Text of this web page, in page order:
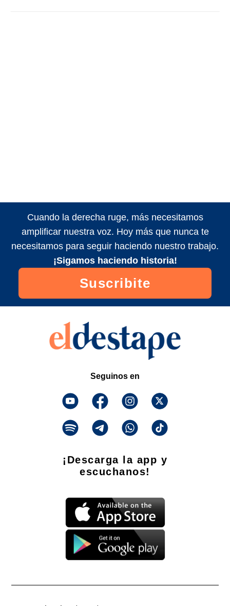
Cuando la derecha ruge, más necesitamos
amplificar nuestra voz. Hoy más que nunca te
necesitamos para seguir haciendo nuestro trabajo.
¡Sigamos haciendo historia!
Suscribite
Seguinos en
¡Descarga la app y
escuchanos!